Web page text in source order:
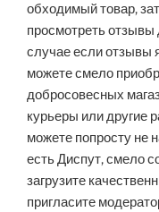
обходимый товар,
просмотреть отзывы
случае если отзывы
можете смело
добросовесных
курьеры или другие
можете попросту не
есть Диспут, смело
загрузите
пригласите